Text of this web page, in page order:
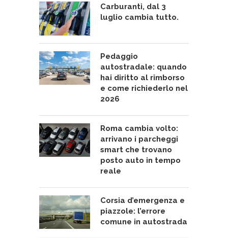
Carburanti, dal 3
luglio cambia tutto.
Pedaggio
autostradale: quando
hai diritto al rimborso
e come richiederlo nel
2026
Roma cambia volto:
arrivano i parcheggi
smart che trovano
posto auto in tempo
reale
Corsia d’emergenza e
piazzole: l’errore
comune in autostrada